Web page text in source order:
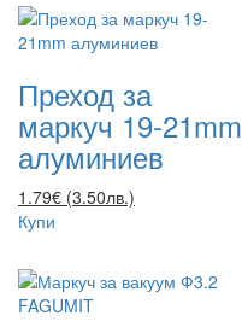
Преход за
маркуч 19-21mm
алуминиев
1.79€ (3.50лв.)
Купи